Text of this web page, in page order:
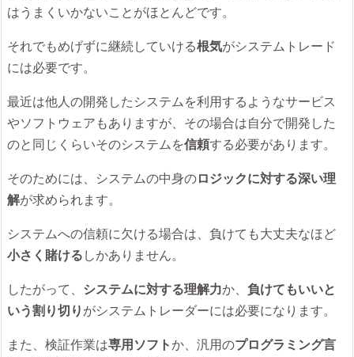
はうまくいかないことがほとんどです。
それでもめげずに継続していける根気がシステムトレード
には必要です。
最近は他人の開発したシステムを利用するようなサービス
やソフトウェアもありますが、その場合は自分で開発した
のと同じくらいそのシステムを信頼する必要があります。
そのためには、システムの中身のロジックに対する深い理
解が求められます。
システムへの信頼に欠ける場合は、負けても大丈夫なほど
小さく賭ける しかありません。
したがって、 システムに対する理解力か、 負けてもいいと
いう割り切り がシステムトレーダーには必要になります。
また、検証作業は専用ソフトか、汎用のプログラミング言